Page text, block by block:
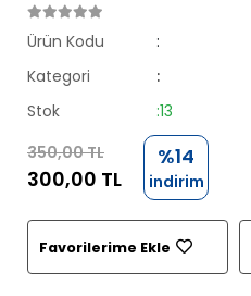
Ürün Kodu
:
Kategori
:
Stok
:13
350,00 TL
300,00 TL
%14
indirim
Favorilerime Ekle